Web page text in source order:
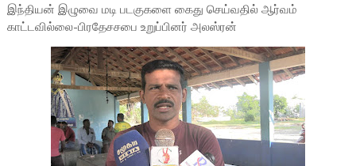
இந்தியன் இழுவை மடி படகுகளை கைது செய்வதில் ஆர்வம்
காட்டவில்லை-பிரதேசசபை உறுப்பினர் அலஸ்ரன்